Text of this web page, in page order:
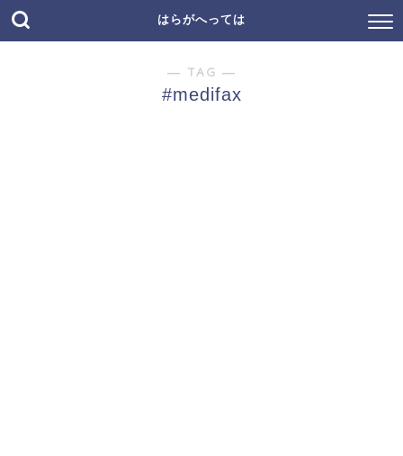
はらがへっては
― TAG ―
#medifax